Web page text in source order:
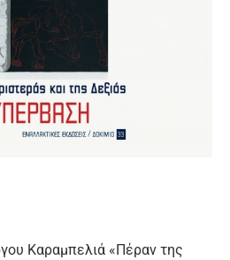
Καραμπελιά «Πέραν της